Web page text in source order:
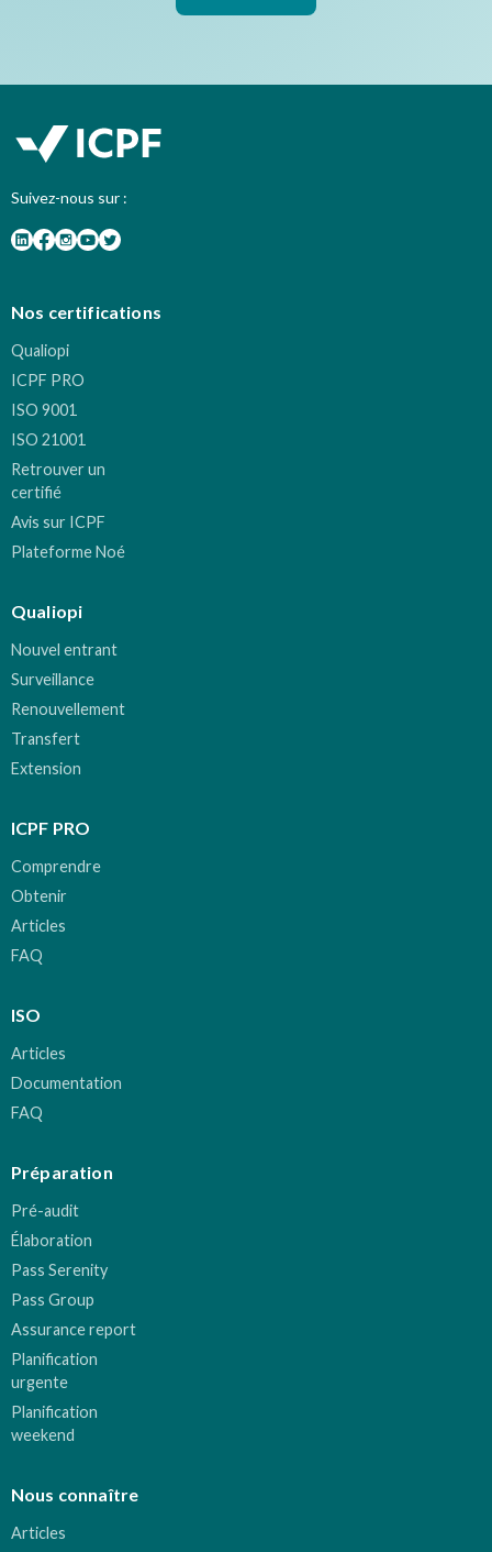
Suivez-nous sur :
Nos certifications
Qualiopi
ICPF PRO
ISO 9001
ISO 21001
Retrouver un
certifié
Avis sur ICPF
Plateforme Noé
Qualiopi
Nouvel entrant
Surveillance
Renouvellement
Transfert
Extension
ICPF PRO
Comprendre
Obtenir
Articles
FAQ
ISO
Articles
Documentation
FAQ
Préparation
Pré-audit
Élaboration
Pass Serenity
Pass Group
Assurance report
Planification
urgente
Planification
weekend
Nous connaître
Articles